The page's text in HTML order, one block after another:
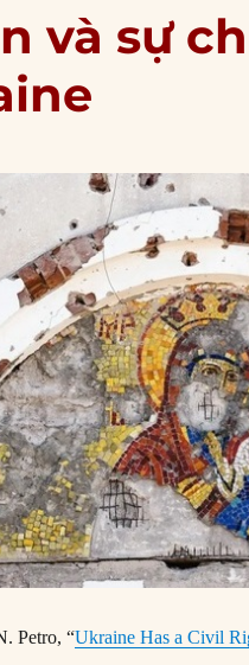
và sự
Petro, “Ukraine Has a Civil